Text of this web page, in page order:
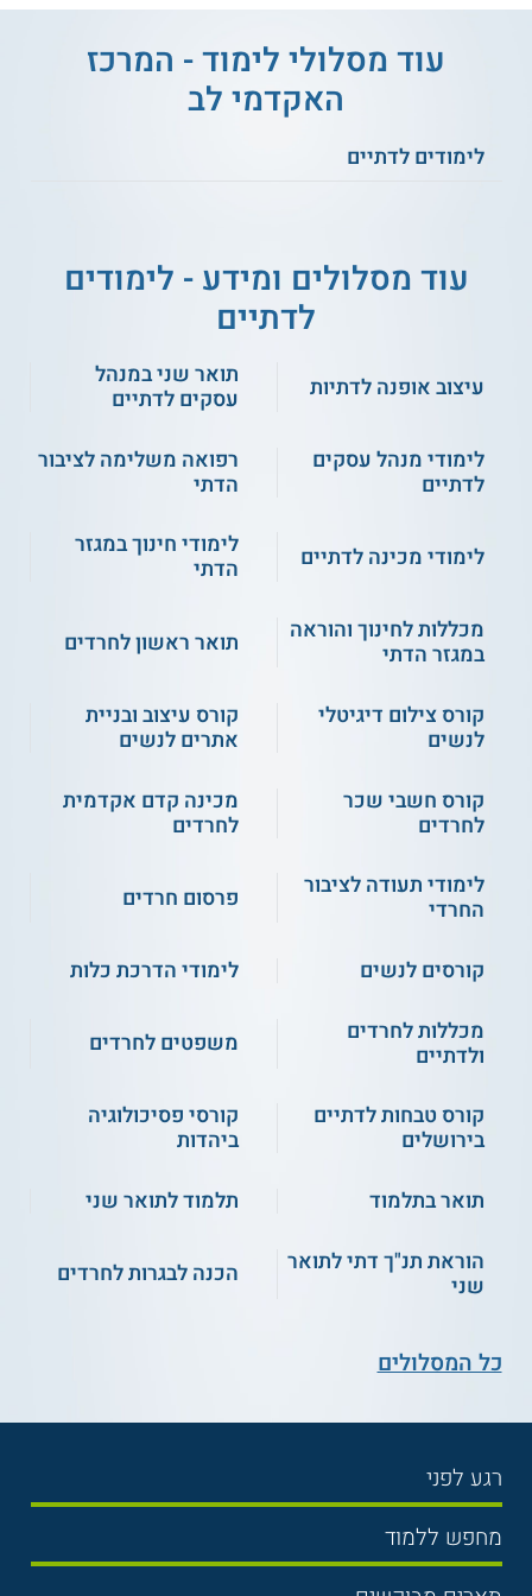
הסטודנטים שמסיימים את התכנית ועומדים בהצלחה בכל
הדרישות זכאים לקבל תואר שני MBA במנהל עסקים שניתן על ידי
צוות האתר. למען הסר ספק בין האתר למוסד
הלימודים לא מתקיים קשר מכל סוג שהוא.
המרכז האקדמי לב - לימודים
לדתיים ולחרדים
עוד מסלולי לימוד - המרכז
האקדמי לב
לימודים לדתיים
עוד מסלולים ומידע - לימודים
לדתיים
עיצוב אופנה לדתיות
תואר שני במנהל
עסקים לדתיים
לימודי מנהל עסקים
לדתיים
רפואה משלימה לציבור
הדתי
לימודי מכינה לדתיים
לימודי חינוך במגזר
הדתי
מכללות לחינוך והוראה
במגזר הדתי
תואר ראשון לחרדים
קורס צילום דיגיטלי
לנשים
קורס עיצוב ובניית
אתרים לנשים
קורס חשבי שכר
לחרדים
מכינה קדם אקדמית
לחרדים
לימודי תעודה לציבור
החרדי
פרסום חרדים
קורסים לנשים
לימודי הדרכת כלות
מכללות לחרדים
ולדתיים
משפטים לחרדים
קורס טבחות לדתיים
בירושלים
קורסי פסיכולוגיה
ביהדות
תואר בתלמוד
תלמוד לתואר שני
הוראת תנ"ך דתי לתואר
שני
הכנה לבגרות לחרדים
כל המסלולים
רגע לפני
בחירת לימודים
תנאי קבלה
מחפש ללמוד
תואר ראשון